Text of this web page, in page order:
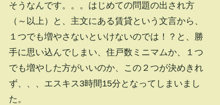
そうなんです。。。はじめての問題の出され方
（～以上）と、主文にある賃貸という文言から、
１つでも増やさないといけないのでは！？と、勝
手に思い込んでしまい、住戸数ミニマムか、１つ
でも増やした方がいいのか、この２つが決めきれ
ず、、、エスキス3時間15分となってしまいまし
た。